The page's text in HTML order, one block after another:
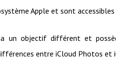
Apple et sont
a un objectif différent et
entre iCloud Photos